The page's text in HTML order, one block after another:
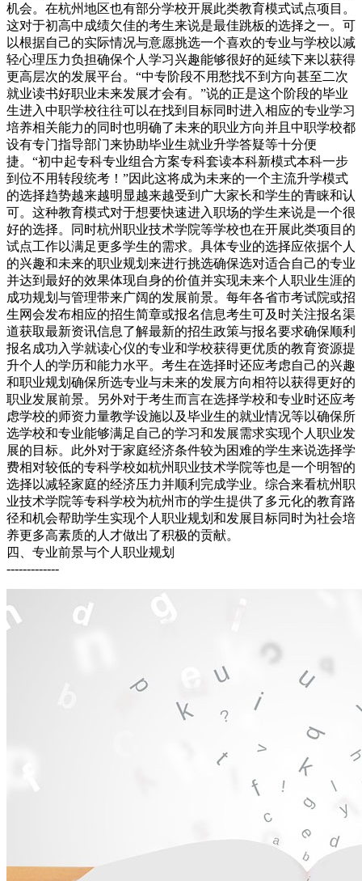
机会。在杭州地区也有部分学校开展此类教育模式试点项目。
这对于初高中成绩欠佳的考生来说是最佳跳板的选择之一。可
以根据自己的实际情况与意愿挑选一个喜欢的专业与学校以减
轻心理压力负担确保个人学习兴趣能够很好的延续下来以获得
更高层次的发展平台。“中专阶段不用愁找不到方向甚至二次
就业读书好职业未来发展才会有。”说的正是这个阶段的毕业
生进入中职学校往往可以在找到目标同时进入相应的专业学习
培养相关能力的同时也明确了未来的职业方向并且中职学校都
设有专门指导部门来协助毕业生就业升学答疑等十分便
捷。“初中起专科专业组合方案专科套读本科新模式本科一步
到位不用转段统考！”因此这将成为未来的一个主流升学模式
的选择趋势越来越明显越来越受到广大家长和学生的青睐和认
可。这种教育模式对于想要快速进入职场的学生来说是一个很
好的选择。同时杭州职业技术学院等学校也在开展此类项目的
试点工作以满足更多学生的需求。具体专业的选择应依据个人
的兴趣和未来的职业规划来进行挑选确保选对适合自己的专业
并达到最好的效果体现自身的价值并实现未来个人职业生涯的
成功规划与管理带来广阔的发展前景。每年各省市考试院或招
生网会发布相应的招生简章或报名信息考生可及时关注报名渠
道获取最新资讯信息了解最新的招生政策与报名要求确保顺利
报名成功入学就读心仪的专业和学校获得更优质的教育资源提
升个人的学历和能力水平。考生在选择时还应考虑自己的兴趣
和职业规划确保所选专业与未来的发展方向相符以获得更好的
职业发展前景。另外对于考生而言在选择学校和专业时还应考
虑学校的师资力量教学设施以及毕业生的就业情况等以确保所
选学校和专业能够满足自己的学习和发展需求实现个人职业发
展的目标。此外对于家庭经济条件较为困难的学生来说选择学
费相对较低的专科学校如杭州职业技术学院等也是一个明智的
选择以减轻家庭的经济压力并顺利完成学业。综合来看杭州职
业技术学院等专科学校为杭州市的学生提供了多元化的教育路
径和机会帮助学生实现个人职业规划和发展目标同时为社会培
养更多高素质的人才做出了积极的贡献。
四、专业前景与个人职业规划
-------------